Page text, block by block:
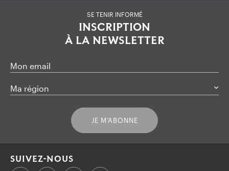
SE TENIR INFORMÉ
INSCRIPTION
À LA NEWSLETTER
Mon email
Ma région
JE M’ABONNE
SUIVEZ-NOUS